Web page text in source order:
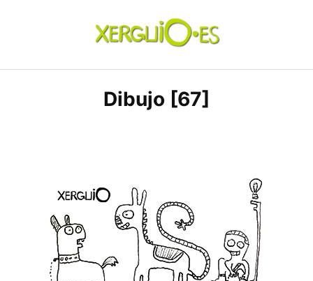
xerguio.ES | ilustración
Dibujo [67]